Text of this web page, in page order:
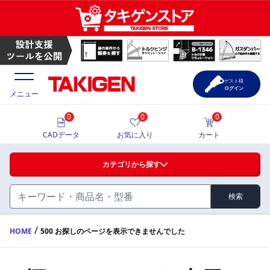
ハンドル・取手・つまみ・周辺機器
FA・A
蝶番・ステー・周辺機器
価格一覧
製品カタログ
メニュー
カテゴリから探す
検索
0
CADデータ
0
お気に入り
0
カート
ゲスト様
ログイン
HOME / 500 お探しのページを表示できませんでした